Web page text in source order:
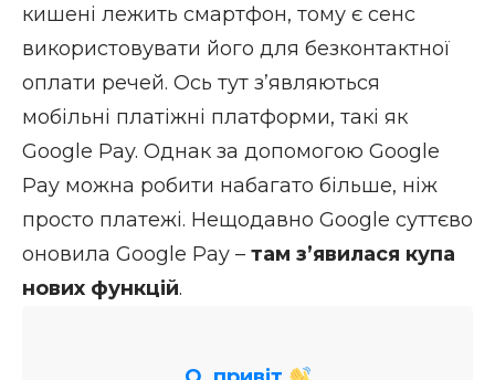
кишені лежить смартфон, тому є сенс
використовувати його для безконтактної
оплати речей. Ось тут з’являються
мобільні платіжні платформи, такі як
Google Pay. Однак за допомогою Google
Pay можна робити набагато більше, ніж
просто платежі. Нещодавно Google cуттєво
оновила Google Pay – там з’явилася купа
нових функцій.